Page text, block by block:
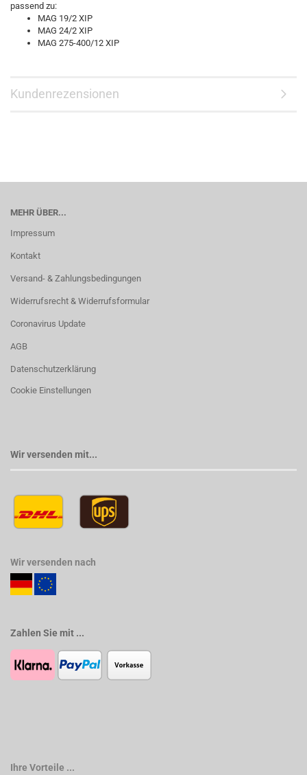
passend zu:
MAG 19/2 XIP
MAG 24/2 XIP
MAG 275-400/12 XIP
Kundenrezensionen
MEHR ÜBER...
Impressum
Kontakt
Versand- & Zahlungsbedingungen
Widerrufsrecht & Widerrufsformular
Coronavirus Update
AGB
Datenschutzerklärung
Cookie Einstellungen
Wir versenden mit...
Wir versenden nach
Zahlen Sie mit ...
Ihre Vorteile ...